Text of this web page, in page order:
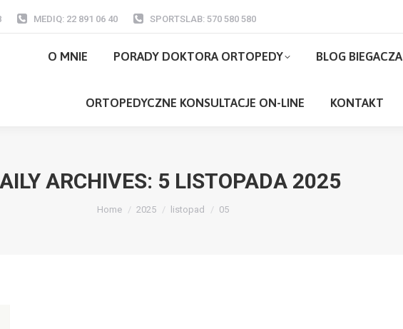
MEDIQ: 22 891 06 40 SPORTSLAB: 570 580 580
O MNIE PORADY DOKTORA ORTOPEDY BLOG BIEGACZA
ORTOPEDYCZNE KONSULTACJE ON-LINE KONTAKT
ARCHIVES: 5 LISTOPADA 2025
You are here:
Home 2025 listopad 05
O MNIE PORADY DOKTORA ORTOPEDY